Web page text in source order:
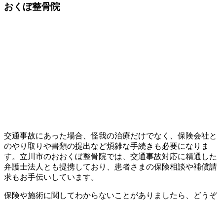
おくぼ整骨院
交通事故にあった場合、怪我の治療だけでなく、保険会社と
のやり取りや書類の提出など煩雑な手続きも必要になりま
す。立川市のおおくぼ整骨院では、交通事故対応に精通した
弁護士法人とも提携しており、患者さまの保険相談や補償請
求もお手伝いしています。
保険や施術に関してわからないことがありましたら、どうぞ